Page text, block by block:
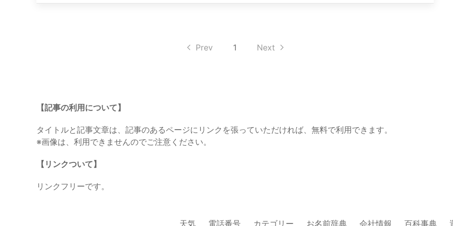
Prev 1 Next
【記事の利用について】
タイトルと記事文章は、記事のあるページにリンクを張っていただければ、無料で利用できます。
※画像は、利用できませんのでご注意ください。
【リンクついて】
リンクフリーです。
天気 電話番号 カテゴリー お名前辞典 会社情報 百科事典